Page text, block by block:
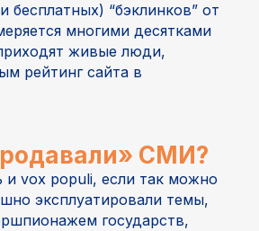
бесплатных) “бэклинков” от
многими десятками
живые люди,
рейтинг сайта в
СМИ?
и vox populi, если так можно
эксплуатировали темы,
государств,